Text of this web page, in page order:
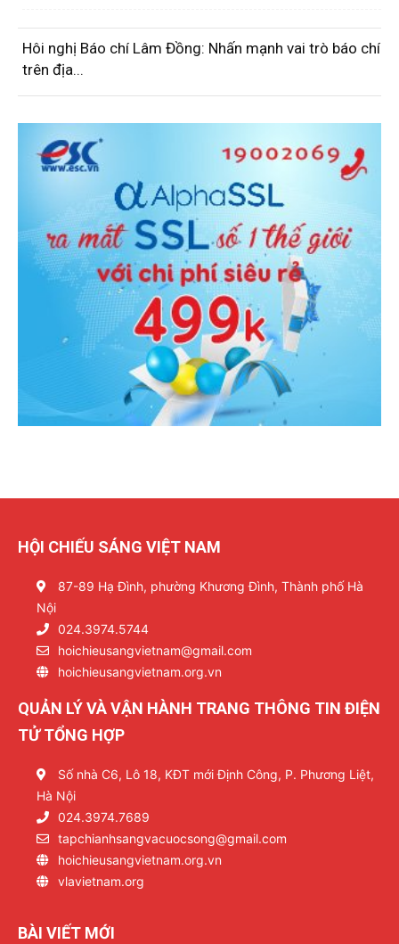
Hôi nghị Báo chí Lâm Đồng: Nhấn mạnh vai trò báo chí
trên địa...
HỘI CHIẾU SÁNG VIỆT NAM
87-89 Hạ Đình, phường Khương Đình, Thành phố Hà
Nội
024.3974.5744
hoichieusangvietnam@gmail.com
hoichieusangvietnam.org.vn
QUẢN LÝ VÀ VẬN HÀNH TRANG THÔNG TIN ĐIỆN
TỬ TỔNG HỢP
Số nhà C6, Lô 18, KĐT mới Định Công, P. Phương Liệt,
Hà Nội
024.3974.7689
tapchianhsangvacuocsong@gmail.com
hoichieusangvietnam.org.vn
vlavietnam.org
BÀI VIẾT MỚI